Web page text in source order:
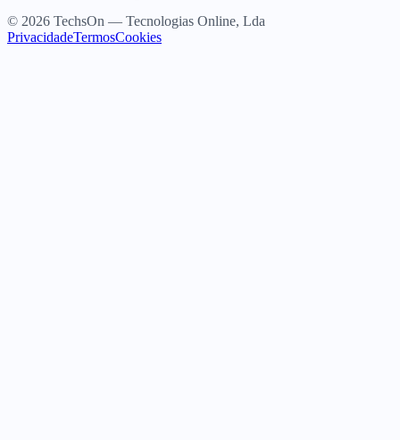
© 2026 TechsOn — Tecnologias Online, Lda
PrivacidadeTermosCookies